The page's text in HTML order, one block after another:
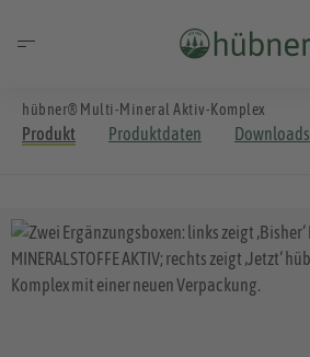
hübner® Multi-Mineral Aktiv-Komplex
Produkt Produktdaten Downloads